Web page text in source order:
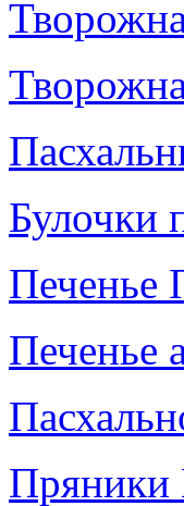
Булочки
Печенье
Печенье
Пряники